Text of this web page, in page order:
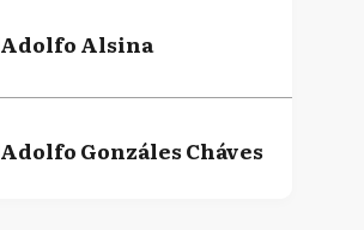
Adolfo Alsina
Adolfo Gonzáles Cháves